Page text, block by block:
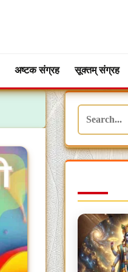
अष्टक संग्रह सूक्तम् संग्रह